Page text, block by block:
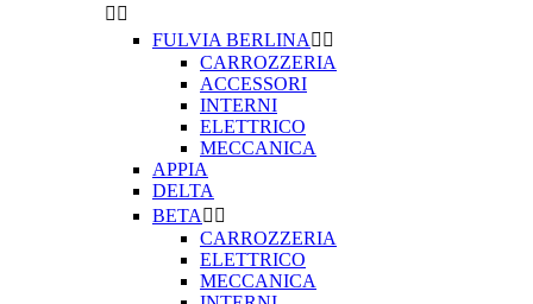
 
FULVIA BERLINA  
CARROZZERIA
ACCESSORI
INTERNI
ELETTRICO
MECCANICA
APPIA
DELTA
BETA  
CARROZZERIA
ELETTRICO
MECCANICA